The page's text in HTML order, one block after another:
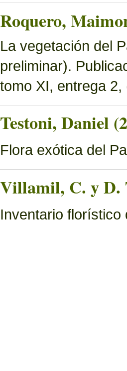
Roquero,
La vegetación del
preliminar).
tomo XI, entrega
Testoni, Daniel
Flora exótica del
Villamil, C. y D.
Inventario florístico